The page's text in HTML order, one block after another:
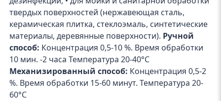
твердых поверхностей (нержавеющая сталь,
керамическая плитка, стеклоэмаль, синтетические
материалы, деревянные поверхности). Ручной
способ: Концентрация 0,5-10 %. Время обработки
10 мин. -2 часа Температура 20-40°С
Механизированный способ: Концентрация 0,5-2
%. Время обработки 15-60 минут. Температура 20-
60°С